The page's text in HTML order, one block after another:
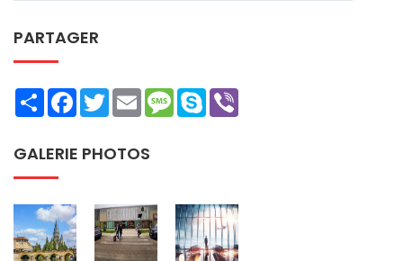
PARTAGER
ShareFacebookTwitterEmailMessage
Skype
GALERIE PHOTOS